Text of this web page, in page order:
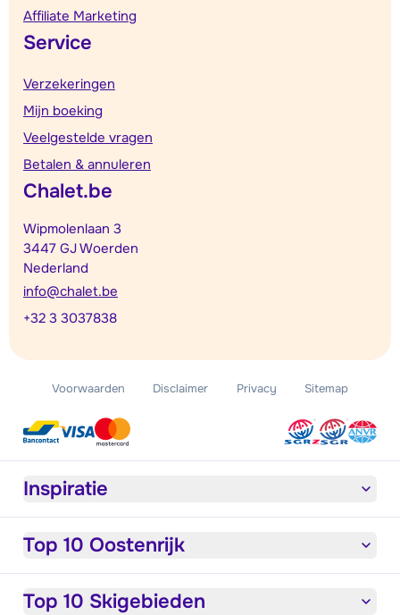
Affiliate Marketing
Service
Verzekeringen
Mijn boeking
Veelgestelde vragen
Betalen & annuleren
Chalet.be
Wipmolenlaan 3
3447 GJ Woerden
Nederland
info@chalet.be
+32 3 3037838
Voorwaarden Disclaimer Privacy Sitemap
Inspiratie
Top 10 Oostenrijk
Top 10 Skigebieden